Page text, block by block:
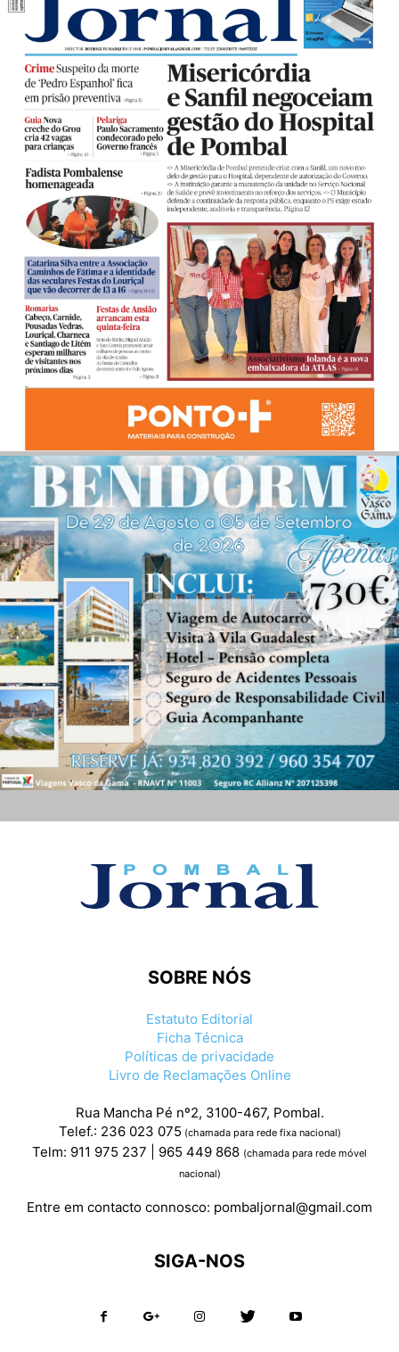
SOBRE NÓS
Estatuto Editorial
Ficha Técnica
Políticas de privacidade
Livro de Reclamações Online
Rua Mancha Pé nº2, 3100-467, Pombal.
Telef.: 236 023 075 (chamada para rede fixa nacional)
Telm: 911 975 237 | 965 449 868 (chamada para rede móvel
nacional)
Entre em contacto connosco: pombaljornal@gmail.com
SIGA-NOS